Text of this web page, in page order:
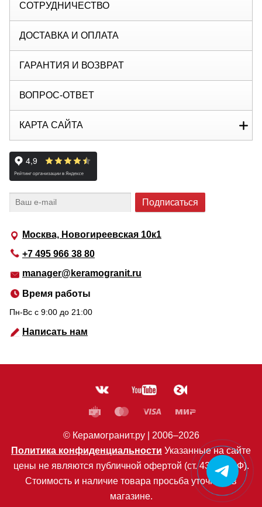
Москва, Новогиреевская 10к1
+7 495 966 38 80
manager@keramogranit.ru
Время работы
Пн-Вс c 9:00 до 21:00
Написать нам
СОТРУДНИЧЕСТВО
ДОСТАВКА И ОПЛАТА
ГАРАНТИЯ И ВОЗВРАТ
ВОПРОС-ОТВЕТ
КАРТА САЙТА
© Керамогранит.ру | 2006–2026
Политика конфиденциальности Указанные на сайте
цены не являются публичной офертой (ст. 435 ГК РФ).
Стоимость и наличие товара просьба уточнять в
магазине.